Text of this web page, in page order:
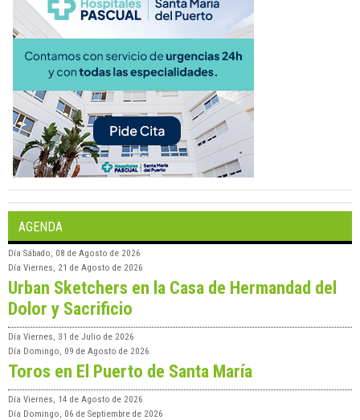
AGENDA
Día Sábado, 08 de Agosto de 2026
Día Viernes, 21 de Agosto de 2026
Urban Sketchers en la Casa de Hermandad del
Dolor y Sacrificio
Día Viernes, 31 de Julio de 2026
Día Domingo, 09 de Agosto de 2026
Toros en El Puerto de Santa María
Día Viernes, 14 de Agosto de 2026
Día Domingo, 06 de Septiembre de 2026